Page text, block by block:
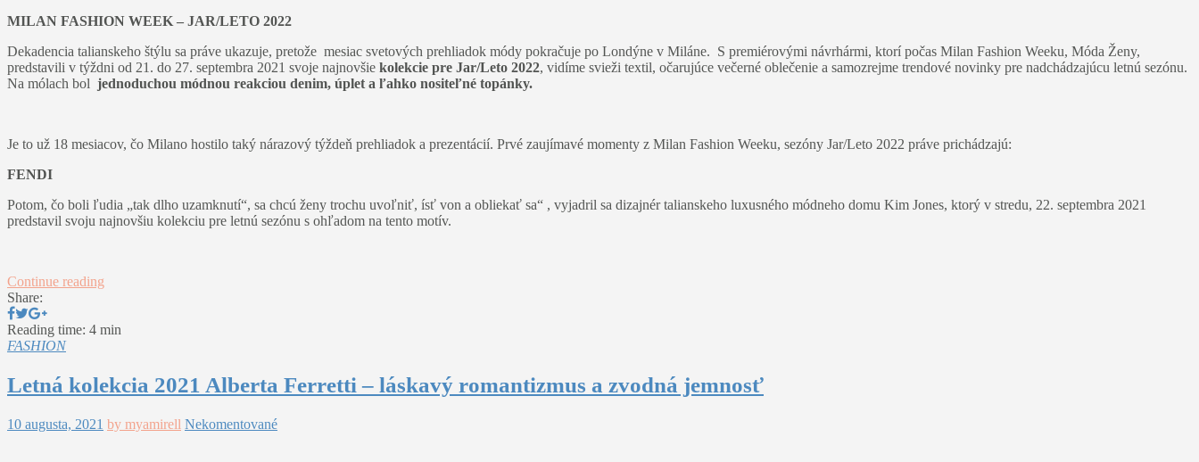
MILAN FASHION WEEK – JAR/LETO 2022
Dekadencia talianskeho štýlu sa práve ukazuje, pretože mesiac svetových prehliadok módy pokračuje po Londýne v Miláne. S premiérovými návrhármi, ktorí počas Milan Fashion Weeku, Móda Ženy,
predstavili v týždni od 21. do 27. septembra 2021 svoje najnovšie kolekcie pre Jar/Leto 2022, vidíme svieži textil, očarujúce večerné oblečenie a samozrejme trendové novinky pre nadchádzajúcu letnú sezónu.
Na mólach bol jednoduchou módnou reakciou denim, úplet a ľahko nositeľné topánky.
Je to už 18 mesiacov, čo Milano hostilo taký nárazový týždeň prehliadok a prezentácií. Prvé zaujímavé momenty z Milan Fashion Weeku, sezóny Jar/Leto 2022 práve prichádzajú:
FENDI
Potom, čo boli ľudia „tak dlho uzamknutí“, sa chcú ženy trochu uvoľniť, ísť von a obliekať sa“ , vyjadril sa dizajnér talianskeho luxusného módneho domu Kim Jones, ktorý v stredu, 22. septembra 2021
predstavil svoju najnovšiu kolekciu pre letnú sezónu s ohľadom na tento motív.
Continue reading
Share:
Reading time: 4 min
FASHION
Letná kolekcia 2021 Alberta Ferretti – láskavý romantizmus a zvodná jemnosť
10 augusta, 2021 by myamirell Nekomentované